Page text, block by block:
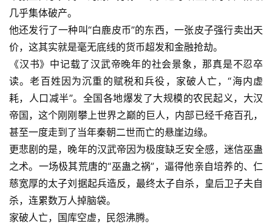
登录 注册
几乎集体破产。
他还发行了一种叫“白鹿皮币”的东西，一张皮子强行卖出天
价，这其实就是毫无底线的货币超发和金融抢劫。
《汉书》中记载了汉武帝晚年的社会景象，那真是不忍卒
读。老百姓因为沉重的赋税和兵役，家破人亡，“海内虚
耗，人口减半”。全国各地爆发了大规模的农民起义，大汉
帝国，这个刚刚攀上世界之巅的巨人，内部已经千疮百孔，
甚至一度走到了当年秦朝二世而亡的悬崖边缘。
更悲剧的是，晚年的汉武帝因为极度缺乏安全感，迷信巫蛊
之术。一场极其荒唐的“巫蛊之祸”，逼得他亲自培养的、仁
慈宽厚的太子刘据起兵造反，最终太子自杀，皇后卫子夫自
杀，连累数万人掉脑袋。
家破人亡，国库空虚，民怨沸腾。